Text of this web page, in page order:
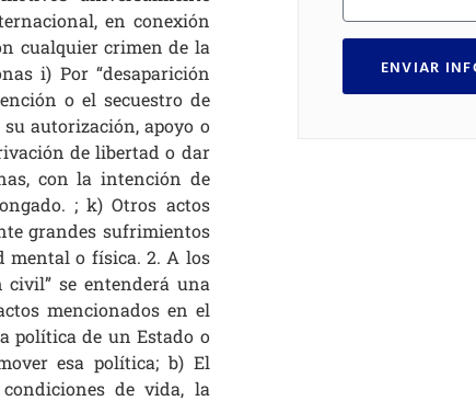
en conexión
cualquier crimen de la
i) Por “desaparición
o el secuestro de
autorización, apoyo o
de libertad o dar
con la intención de
; k) Otros actos
grandes sufrimientos
mental o física. 2. A los
civil” se entenderá una
mencionados en el
política de un Estado o
esa política; b) El
de vida, la
ENVIAR